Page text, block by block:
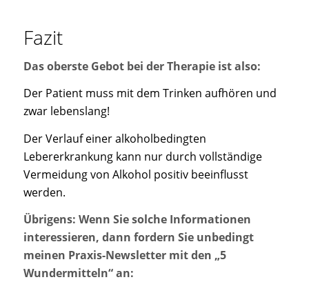
Fazit
Das oberste Gebot bei der Therapie ist also:
Der Patient muss mit dem Trinken aufhören und
zwar lebenslang!
Der Verlauf einer alkoholbedingten
Lebererkrankung kann nur durch vollständige
Vermeidung von Alkohol positiv beeinflusst
werden.
Übrigens: Wenn Sie solche Informationen
interessieren, dann fordern Sie unbedingt
meinen Praxis-Newsletter mit den „5
Wundermitteln“ an: